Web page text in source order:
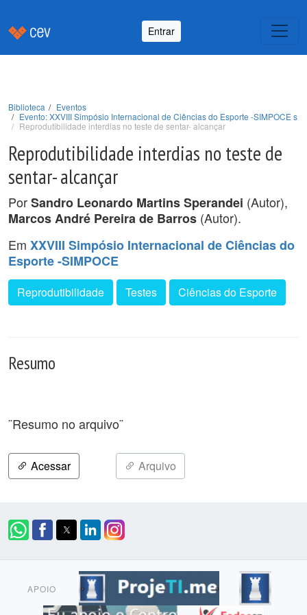
Entrar
Biblioteca
Eventos
Evento: XXVIII Simpósio Internacional de Ciências do Esporte -SIMPOCE s
Reprodutibilidade interdias no teste de sentar- alcançar
Reprodutibilidade interdias no teste de
sentar- alcançar
PorSandro Leonardo Martins Sperandei (Autor),
Marcos André Pereira de Barros (Autor).
Em XXVIII Simpósio Internacional de Ciências do
Esporte -SIMPOCE
Reprodutibilidade Testes Ciências do Esporte
Resumo
¨Resumo no arquivo¨
Acessar Arquivo
APOIO